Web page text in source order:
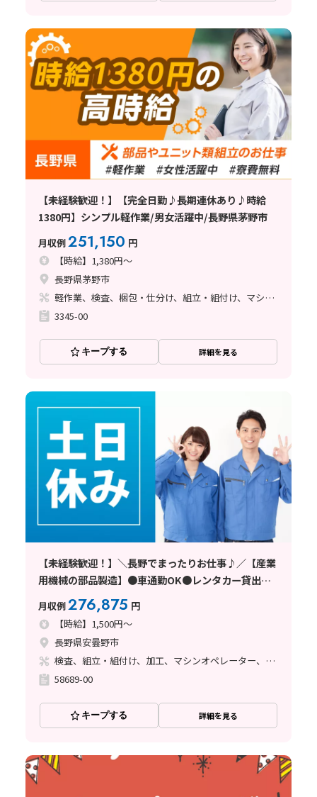
【未経験歓迎！】【完全日勤♪長期連休あり♪時給
1380円】シンプル軽作業/男女活躍中/長野県茅野市
月収例251,150 円
【時給】1,380円～
長野県茅野市
軽作業、検査、梱包・仕分け、組立・組付け、マシンオペレーター、立ち作業
3345-00
キープする 詳細を見る
【未経験歓迎！】＼長野でまったりお仕事♪／【産業
用機械の部品製造】●車通勤OK●レンタカー貸出あ
り●安曇野市
月収例276,875 円
【時給】1,500円～
長野県安曇野市
検査、組立・組付け、加工、マシンオペレーター、立ち作業
58689-00
キープする 詳細を見る